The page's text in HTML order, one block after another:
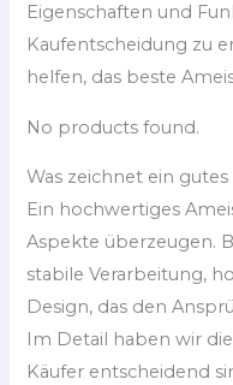
Eigenschaften und
Kaufentscheidung zu
helfen, das beste
No products found.
Was zeichnet ein
Ein hochwertiges
Aspekte überzeugen.
stabile Verarbeitung,
Design, das den
Im Detail haben wir
Käufer entscheidend